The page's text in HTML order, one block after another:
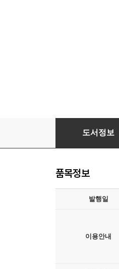
억만장자가 되려
도서정보
품목정보
발행일
이용안내